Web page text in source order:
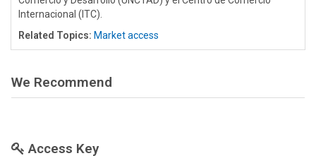
Internacional (ITC).
Related Topics: Market access
We Recommend
Access Key